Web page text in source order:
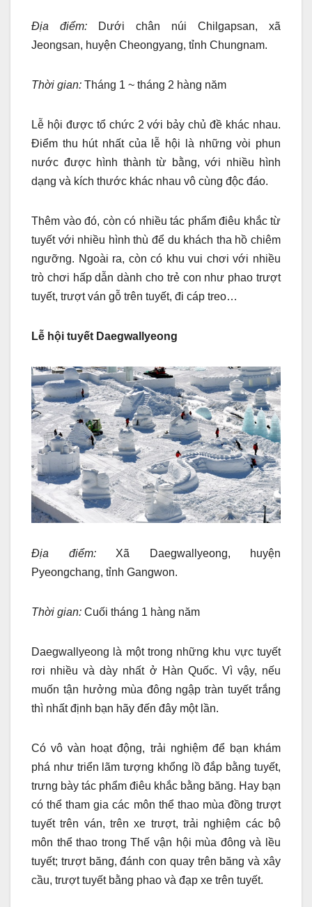
Địa điểm: Dưới chân núi Chilgapsan, xã
Jeongsan, huyện Cheongyang, tỉnh Chungnam.
Thời gian: Tháng 1 ~ tháng 2 hàng năm
Lễ hội được tổ chức 2 với bảy chủ đề khác nhau.
Điểm thu hút nhất của lễ hội là những vòi phun
nước được hình thành từ bằng, với nhiều hình
dạng và kích thước khác nhau vô cùng độc đáo.
Thêm vào đó, còn có nhiều tác phẩm điêu khắc từ
tuyết với nhiều hình thù để du khách tha hồ chiêm
ngưỡng. Ngoài ra, còn có khu vui chơi với nhiều
trò chơi hấp dẫn dành cho trẻ con như phao trượt
tuyết, trượt ván gỗ trên tuyết, đi cáp treo…
Lễ hội tuyết Daegwallyeong
Địa điểm:Xã Daegwallyeong, huyện
Pyeongchang, tỉnh Gangwon.
Thời gian: Cuối tháng 1 hàng năm
Daegwallyeong là một trong những khu vực tuyết
rơi nhiều và dày nhất ở Hàn Quốc. Vì vậy, nếu
muốn tận hưởng mùa đông ngập tràn tuyết trắng
thì nhất định bạn hãy đến đây một lần.
Có vô vàn hoạt động, trải nghiệm để bạn khám
phá như triển lãm tượng khổng lồ đắp bằng tuyết,
trưng bày tác phẩm điêu khắc bằng băng. Hay bạn
có thể tham gia các môn thể thao mùa đồng trượt
tuyết trên ván, trên xe trượt, trải nghiệm các bộ
môn thể thao trong Thế vận hội mùa đông và lều
tuyết; trượt băng, đánh con quay trên băng và xây
cầu, trượt tuyết bằng phao và đạp xe trên tuyết.